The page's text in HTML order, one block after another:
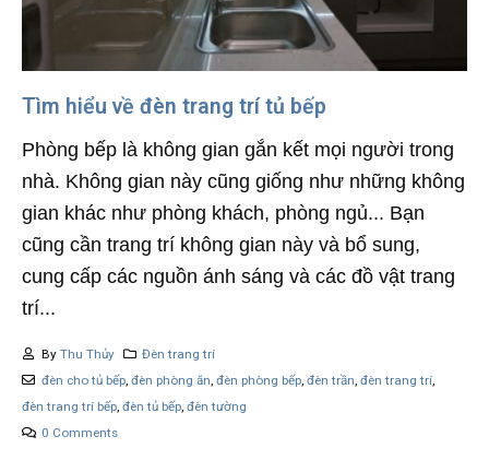
Tìm hiểu về đèn trang trí tủ bếp
Phòng bếp là không gian gắn kết mọi người trong
nhà. Không gian này cũng giống như những không
gian khác như phòng khách, phòng ngủ... Bạn
cũng cần trang trí không gian này và bổ sung,
cung cấp các nguồn ánh sáng và các đồ vật trang
trí...
By Thu Thủy
Đèn trang trí
đèn cho tủ bếp, đèn phòng ăn, đèn phòng bếp, đèn trần, đèn trang trí,
đèn trang trí bếp, đèn tủ bếp, đèn tường
0 Comments